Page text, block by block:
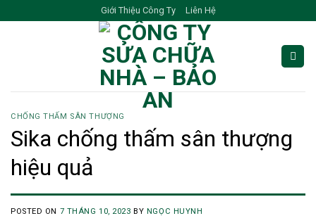
to
Giới Thiệu Công Ty Liên Hệ
CHỐNG THẤM SÂN THƯỢNG
Sika chống thấm sân thượng
hiệu quả
POSTED ON 7 THÁNG 10, 2023 BY NGỌC HUYNH